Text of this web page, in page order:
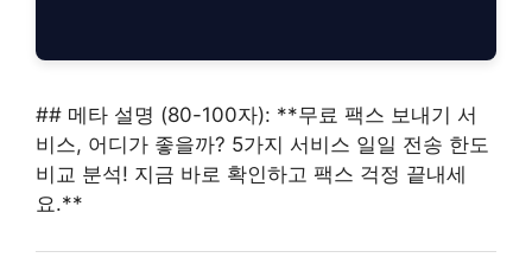
## 메타 설명 (80-100자): **무료 팩스 보내기 서
비스, 어디가 좋을까? 5가지 서비스 일일 전송 한도
비교 분석! 지금 바로 확인하고 팩스 걱정 끝내세
요.**